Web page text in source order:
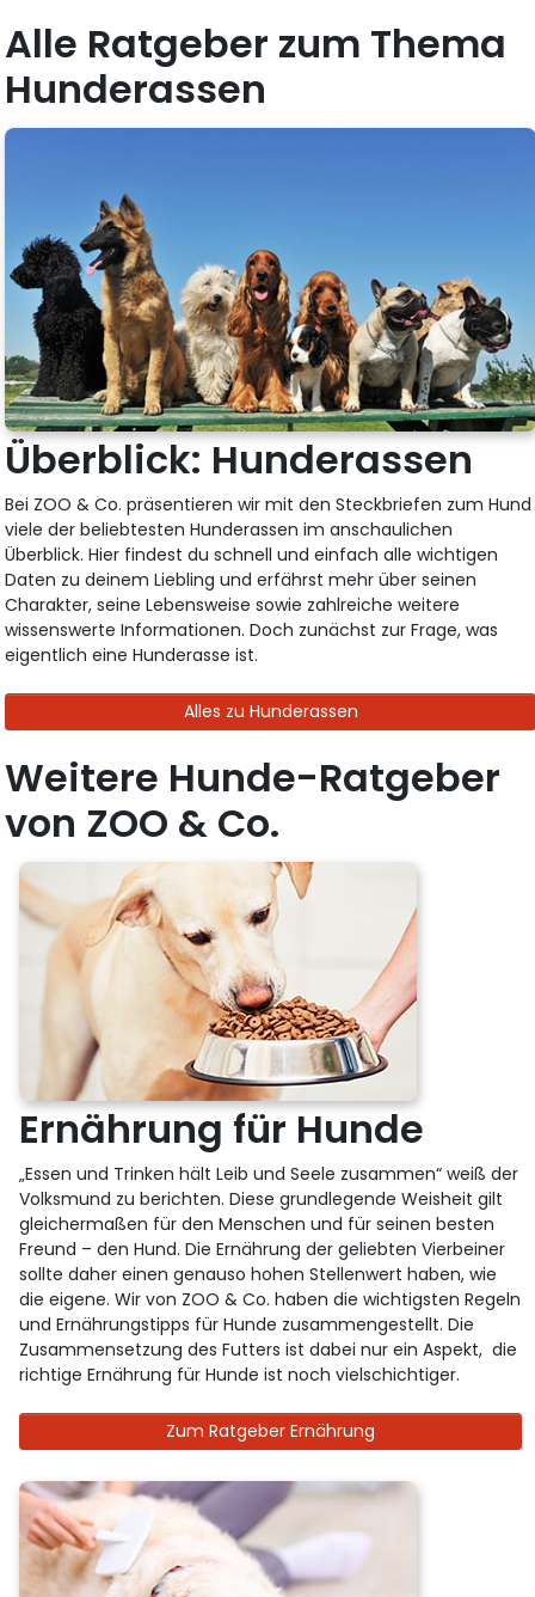
Alle Ratgeber zum Thema
Hunderassen
Überblick: Hunderassen
Bei ZOO & Co. präsentieren wir mit den Steckbriefen zum Hund
viele der beliebtesten Hunderassen im anschaulichen
Überblick. Hier findest du schnell und einfach alle wichtigen
Daten zu deinem Liebling und erfährst mehr über seinen
Charakter, seine Lebensweise sowie zahlreiche weitere
wissenswerte Informationen. Doch zunächst zur Frage, was
eigentlich eine Hunderasse ist.
Alles zu Hunderassen
Weitere Hunde-Ratgeber
von ZOO & Co.
Ernährung für Hunde
„Essen und Trinken hält Leib und Seele zusammen“ weiß der
Volksmund zu berichten. Diese grundlegende Weisheit gilt
gleichermaßen für den Menschen und für seinen besten
Freund – den Hund. Die Ernährung der geliebten Vierbeiner
sollte daher einen genauso hohen Stellenwert haben, wie
die eigene. Wir von ZOO & Co. haben die wichtigsten Regeln
und Ernährungstipps für Hunde zusammengestellt. Die
Zusammensetzung des Futters ist dabei nur ein Aspekt, die
richtige Ernährung für Hunde ist noch vielschichtiger.
Zum Ratgeber Ernährung